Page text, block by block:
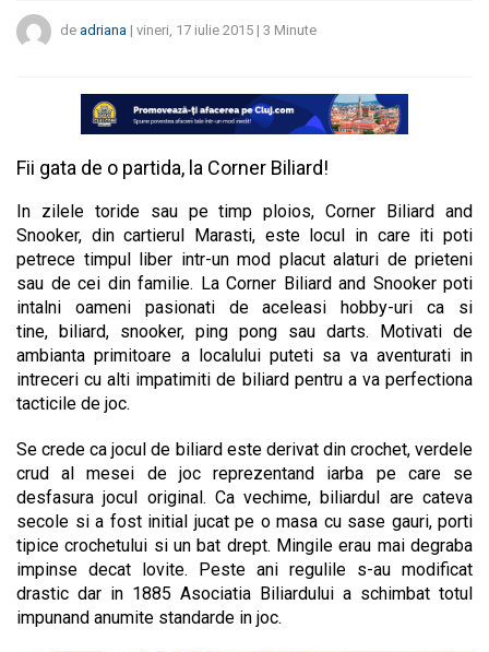
de adriana | vineri, 17 iulie 2015 | 3 Minute
Fii gata de o partida, la Corner Biliard!
In zilele toride sau pe timp ploios, Corner Biliard and
Snooker, din cartierul Marasti, este locul in care iti poti
petrece timpul liber intr-un mod placut alaturi de prieteni
sau de cei din familie. La Corner Biliard and Snooker poti
intalni oameni pasionati de aceleasi hobby-uri ca si
tine, biliard, snooker, ping pong sau darts. Motivati de
ambianta primitoare a localului puteti sa va aventurati in
intreceri cu alti impatimiti de biliard pentru a va perfectiona
tacticile de joc.
Se crede ca jocul de biliard este derivat din crochet, verdele
crud al mesei de joc reprezentand iarba pe care se
desfasura jocul original. Ca vechime, biliardul are cateva
secole si a fost initial jucat pe o masa cu sase gauri, porti
tipice crochetului si un bat drept. Mingile erau mai degraba
impinse decat lovite. Peste ani regulile s-au modificat
drastic dar in 1885 Asociatia Biliardului a schimbat totul
impunand anumite standarde in joc.